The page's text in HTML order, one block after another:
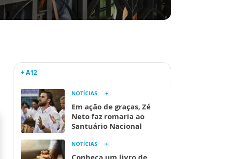
+ A12
NOTÍCIAS
Em ação de graças, Zé
Neto faz romaria ao
Santuário Nacional
NOTÍCIAS